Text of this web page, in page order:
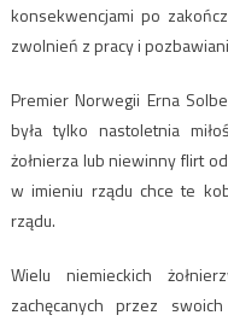
konsekwencjami po
zwolnień z pracy i
Premier Norwegii Erna
była tylko nastoletnia
żołnierza lub niewinny flirt
w imieniu rządu chce te
rządu.
Wielu niemieckich
zachęcanych przez